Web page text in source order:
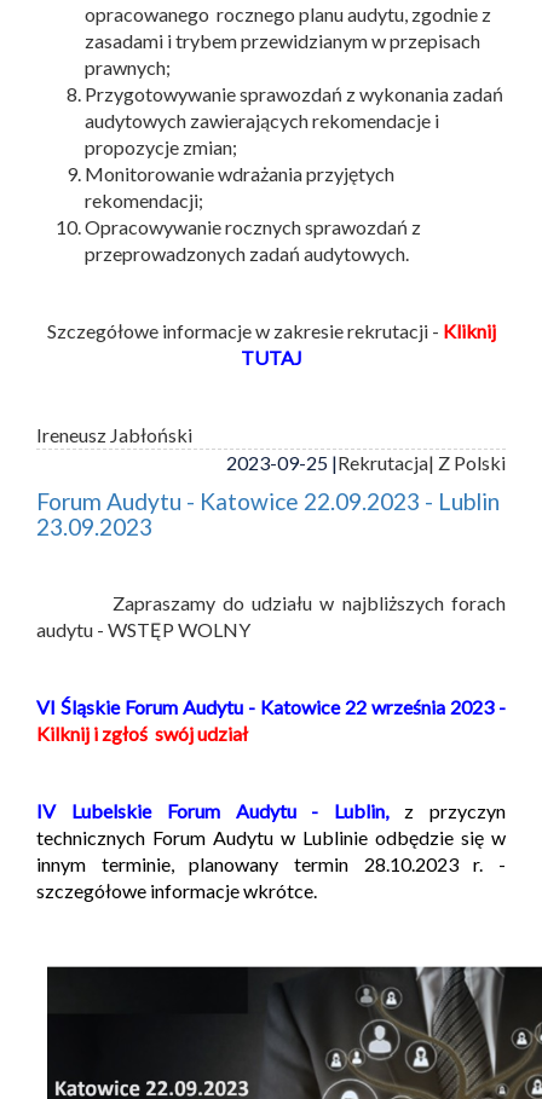
opracowanego rocznego planu audytu, zgodnie z
zasadami i trybem przewidzianym w przepisach
prawnych;
Przygotowywanie sprawozdań z wykonania zadań
audytowych zawierających rekomendacje i
propozycje zmian;
Monitorowanie wdrażania przyjętych
rekomendacji;
Opracowywanie rocznych sprawozdań z
przeprowadzonych zadań audytowych.
Szczegółowe informacje w zakresie rekrutacji - Kliknij
TUTAJ
Ireneusz Jabłoński
2023-09-25 |Rekrutacja| Z Polski
Forum Audytu - Katowice 22.09.2023 - Lublin
23.09.2023
Zapraszamy do udziału w najbliższych forach
audytu - WSTĘP WOLNY
VI Śląskie Forum Audytu - Katowice 22 września 2023 -
Kilknij i zgłoś swój udział
IV Lubelskie Forum Audytu - Lublin,
z przyczyn
technicznych Forum Audytu w Lublinie odbędzie się w
innym terminie, planowany termin 28.10.2023 r. -
szczegółowe informacje wkrótce.